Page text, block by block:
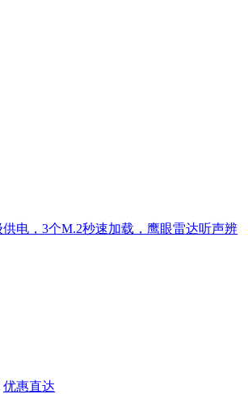
电，3个M.2秒速加载，鹰眼雷达听声辨
优惠直达